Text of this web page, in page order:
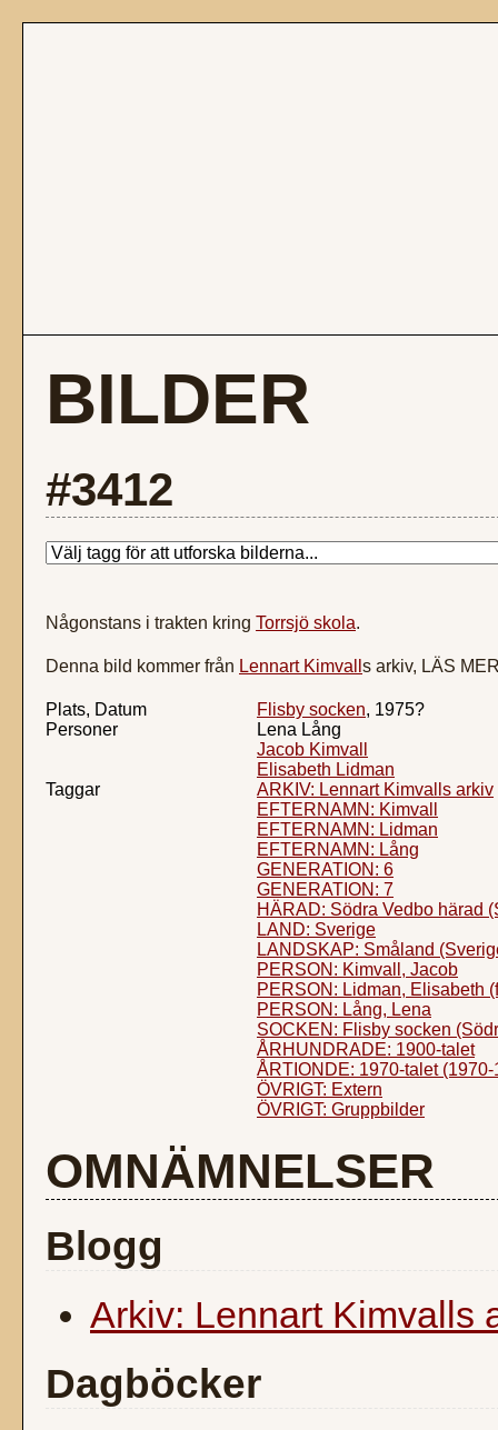
BILDER
#3412
Någonstans i trakten kring Torrsjö skola.
Denna bild kommer från Lennart Kimvall s arkiv, LÄS
Plats, Datum Flisby socken, 1975?
Personer
Lena Lång
Jacob Kimvall
Elisabeth Lidman
Taggar
ARKIV: Lennart Kimvalls arkiv
EFTERNAMN: Kimvall
EFTERNAMN: Lidman
EFTERNAMN: Lång
GENERATION: 6
GENERATION: 7
HÄRAD: Södra Vedbo härad
LAND: Sverige
LANDSKAP: Småland
PERSON: Kimvall, Jacob
PERSON: Lidman, Elisabeth
PERSON: Lång, Lena
SOCKEN: Flisby socken
ÅRHUNDRADE: 1900-talet
ÅRTIONDE: 1970-talet (1970-
ÖVRIGT: Extern
ÖVRIGT: Gruppbilder
OMNÄMNELSER
Blogg
Arkiv: Lennart Kimvalls
Dagböcker